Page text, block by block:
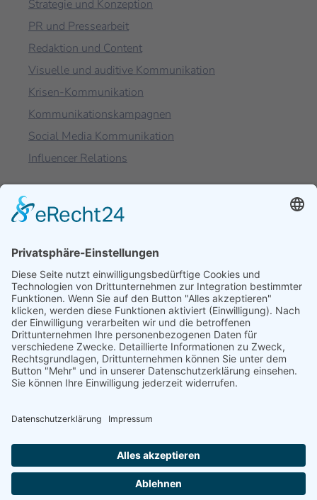
Strategie und Konzeption
PR und Pressearbeit
Redaktion und Content
Visuelle und auditive Kommunikation
Krisen-Kommunikation
Kommunikationskampagnen
Social Media Kommunikation
Influencer Relations
Branchen
Pharma und Healthcare
Technologie
Film & Fernsehen
Weitere Links
Offene Stellen